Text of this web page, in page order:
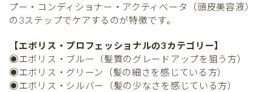
プー・コンディショナー・アクティベータ（頭皮美容液）
の3ステップでケアするのが特徴です。
【エボリス・プロフェッショナルの3カテゴリー】
◉エボリス・ブルー（髪質のグレードアップを狙う方）
◉エボリス・グリーン（髪の細さを感じている方）
◉エボリス・シルバー（髪の少なさを感じている方）